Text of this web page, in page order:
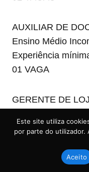
AUXILIAR DE
Ensino Médio
Experiência
01 VAGA
GERENTE DE
Experiência
Este site utiliza
por parte do utilizador.
Aceito